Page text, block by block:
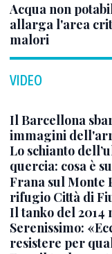
Acqua non
allarga l'area
malori
VIDEO
Il Barcellona
immagini
Lo schianto
quercia: cosa è
Frana sul Monte
rifugio Città di
Il tanko del 2014
Serenissimo:
resistere per